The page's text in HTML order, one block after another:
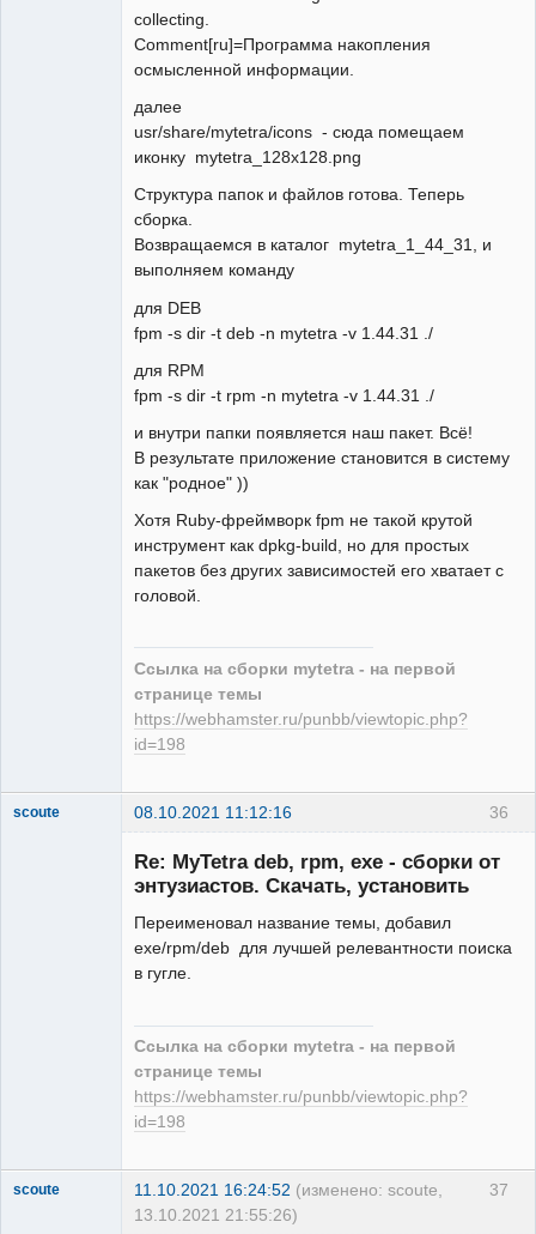
collecting.
Comment[ru]=Программа накопления
осмысленной информации.
далее
usr/share/mytetra/icons - сюда помещаем
иконку mytetra_128x128.png
Структура папок и файлов готова. Теперь
сборка.
Возвращаемся в каталог mytetra_1_44_31, и
выполняем команду
для DEB
fpm -s dir -t deb -n mytetra -v 1.44.31 ./
для RPM
fpm -s dir -t rpm -n mytetra -v 1.44.31 ./
и внутри папки появляется наш пакет. Всё!
В результате приложение становится в систему
как "родное" ))
Хотя Ruby-фреймворк fpm не такой крутой
инструмент как dpkg-build, но для простых
пакетов без других зависимостей его хватает с
головой.
Ссылка на сборки mytetra - на первой
странице темы
https://webhamster.ru/punbb/viewtopic.php?
id=198
36
scoute 08.10.2021 11:12:16
Re: MyTetra deb, rpm, exe - сборки от
энтузиастов. Скачать, установить
Переименовал название темы, добавил
exe/rpm/deb для лучшей релевантности поиска
в гугле.
Ссылка на сборки mytetra - на первой
странице темы
https://webhamster.ru/punbb/viewtopic.php?
id=198
37
scoute 11.10.2021 16:24:52 (изменено: scoute,
13.10.2021 21:55:26)